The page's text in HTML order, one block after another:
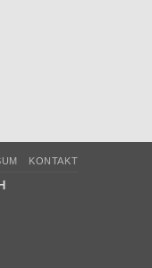
KONTAKT